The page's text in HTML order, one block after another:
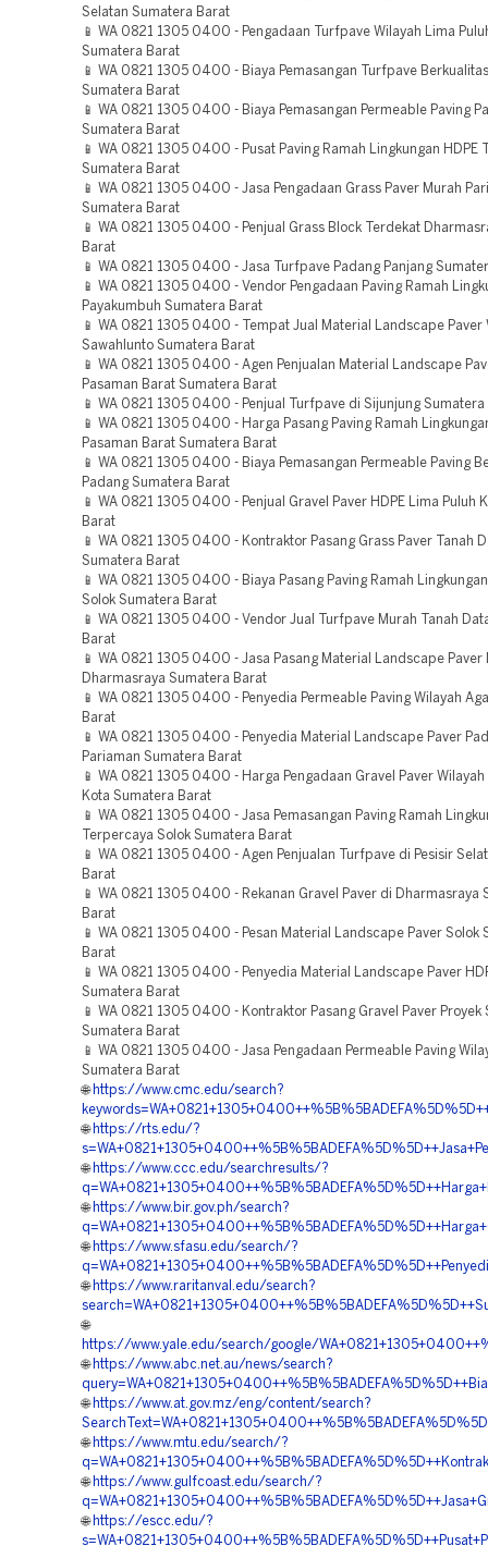
Selatan Sumatera Barat
📱 WA 0821 1305 0400 - Pengadaan Turfpave Wilayah Lima
Sumatera Barat
📱 WA 0821 1305 0400 - Biaya Pemasangan Turfpave
Sumatera Barat
📱 WA 0821 1305 0400 - Biaya Pemasangan Permeable Paving
Sumatera Barat
📱 WA 0821 1305 0400 - Pusat Paving Ramah Lingkungan HDPE
Sumatera Barat
📱 WA 0821 1305 0400 - Jasa Pengadaan Grass Paver Murah
Sumatera Barat
📱 WA 0821 1305 0400 - Penjual Grass Block Terdekat
Barat
📱 WA 0821 1305 0400 - Jasa Turfpave Padang Panjang
📱 WA 0821 1305 0400 - Vendor Pengadaan Paving Ramah
Payakumbuh Sumatera Barat
📱 WA 0821 1305 0400 - Tempat Jual Material Landscape Paver
Sawahlunto Sumatera Barat
📱 WA 0821 1305 0400 - Agen Penjualan Material Landscape
Pasaman Barat Sumatera Barat
📱 WA 0821 1305 0400 - Penjual Turfpave di Sijunjung Sumatera
📱 WA 0821 1305 0400 - Harga Pasang Paving Ramah
Pasaman Barat Sumatera Barat
📱 WA 0821 1305 0400 - Biaya Pemasangan Permeable Paving
Padang Sumatera Barat
📱 WA 0821 1305 0400 - Penjual Gravel Paver HDPE Lima Puluh
Barat
📱 WA 0821 1305 0400 - Kontraktor Pasang Grass Paver Tanah
Sumatera Barat
📱 WA 0821 1305 0400 - Biaya Pasang Paving Ramah
Solok Sumatera Barat
📱 WA 0821 1305 0400 - Vendor Jual Turfpave Murah Tanah
Barat
📱 WA 0821 1305 0400 - Jasa Pasang Material Landscape Paver
Dharmasraya Sumatera Barat
📱 WA 0821 1305 0400 - Penyedia Permeable Paving Wilayah
Barat
📱 WA 0821 1305 0400 - Penyedia Material Landscape Paver
Pariaman Sumatera Barat
📱 WA 0821 1305 0400 - Harga Pengadaan Gravel Paver Wilayah
Kota Sumatera Barat
📱 WA 0821 1305 0400 - Jasa Pemasangan Paving Ramah
Terpercaya Solok Sumatera Barat
📱 WA 0821 1305 0400 - Agen Penjualan Turfpave di Pesisir
Barat
📱 WA 0821 1305 0400 - Rekanan Gravel Paver di Dharmasraya
Barat
📱 WA 0821 1305 0400 - Pesan Material Landscape Paver Solok
Barat
📱 WA 0821 1305 0400 - Penyedia Material Landscape Paver
Sumatera Barat
📱 WA 0821 1305 0400 - Kontraktor Pasang Gravel Paver Proyek
Sumatera Barat
📱 WA 0821 1305 0400 - Jasa Pengadaan Permeable Paving
Sumatera Barat
🌐 https://www.cmc.edu/search?
🌐 https://rts.edu/?
🌐 https://www.ccc.edu/searchresults/?
🌐 https://www.bir.gov.ph/search?
🌐 https://www.sfasu.edu/search/?
🌐 https://www.raritanval.edu/search?
🌐
https://www.yale.edu/search/google/
🌐 https://www.abc.net.au/news/search?
🌐 https://www.at.gov.mz/eng/content/search?
🌐 https://www.mtu.edu/search/?
🌐 https://www.gulfcoast.edu/search/?
🌐 https://escc.edu/?